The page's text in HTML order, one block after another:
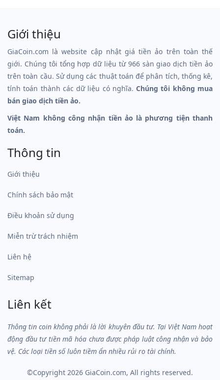
Giới thiệu
GiaCoin.com là website cập nhật giá tiền ảo trên toàn thế
giới. Chúng tôi tổng hợp dữ liệu từ 966 sàn giao dịch tiền ảo
trên toàn cầu. Sử dụng các thuật toán để phân tích, thống kê,
tính toán thành các dữ liệu có nghĩa.Chúng tôi không mua
bán giao dịch tiền ảo.
Việt Nam không công nhận tiền ảo là phương tiện thanh
toán.
Thông tin
Giới thiệu
Chính sách bảo mật
Điều khoản sử dụng
Miễn trừ trách nhiệm
Liên hệ
Sitemap
Liên kết
Thông tin coin không phải là lời khuyên đầu tư. Tại Việt Nam hoạt
động đầu tư tiền mã hóa chưa được pháp luật công nhận và bảo
vệ. Các loại tiền số luôn tiềm ẩn nhiều rủi ro tài chính.
©Copyright 2026 GiaCoin.com, All rights reserved.